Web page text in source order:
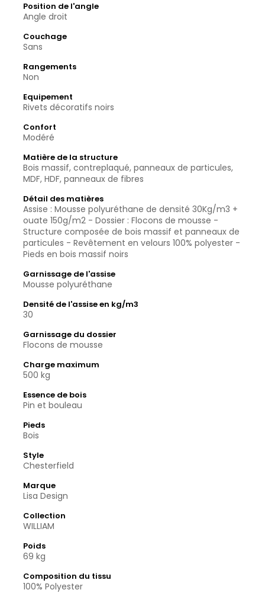
Position de l'angle
Angle droit
Couchage
Sans
Rangements
Non
Equipement
Rivets décoratifs noirs
Confort
Modéré
Matière de la structure
Bois massif, contreplaqué, panneaux de particules,
MDF, HDF, panneaux de fibres
Détail des matières
Assise : Mousse polyuréthane de densité 30Kg/m3 +
ouate 150g/m2 - Dossier : Flocons de mousse -
Structure composée de bois massif et panneaux de
particules - Revêtement en velours 100% polyester -
Pieds en bois massif noirs
Garnissage de l'assise
Mousse polyuréthane
Densité de l'assise en kg/m3
30
Garnissage du dossier
Flocons de mousse
Charge maximum
500 kg
Essence de bois
Pin et bouleau
Pieds
Bois
Style
Chesterfield
Marque
Lisa Design
Collection
WILLIAM
Poids
69 kg
Composition du tissu
100% Polyester